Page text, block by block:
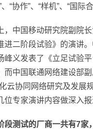
“协作”、“样机”、“国际
，中国移动研究院副院
进二阶段试验》的演讲
峰义发表了《立足试验
而中国联通网络建设部
云协同网络研究及发展
位专家演讲内容做深入报
段测试的厂商一共有7家